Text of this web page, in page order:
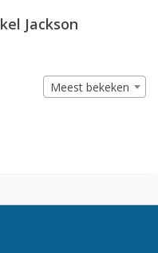
Jackson
Meest bekeken